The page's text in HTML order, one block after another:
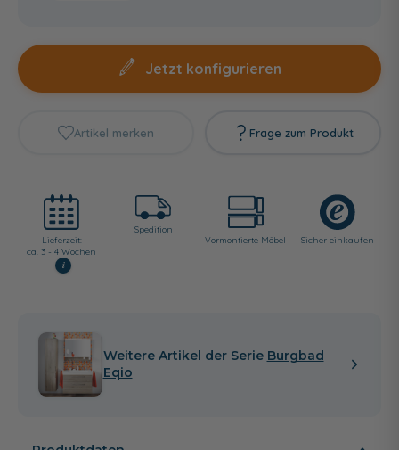
Jetzt konfigurieren
Artikel merken Frage zum Produkt
Lieferzeit:
ca. 3 - 4 Wochen
i
Spedition
Vormontierte Möbel
Sicher einkaufen
Weitere Artikel der Serie Burgbad
Eqio